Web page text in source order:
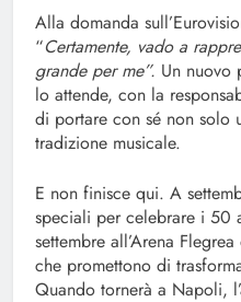
Alla domanda
“Certamente, vado a
grande per me”. Un nuovo
lo attende, con la
di portare con sé non solo
tradizione musicale.
E non finisce qui. A
speciali per celebrare i
settembre all’Arena
che promettono di
Quando tornerà a Napoli,